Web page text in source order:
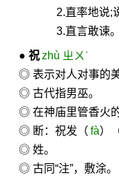
2.直率地说;
3.直言敢谏
● 祝zhù ㄓㄨˋ
◎ 表示对人对事的
◎ 古代指男巫。
◎ 在神庙里管香火
◎ 断：祝发（ fà）
◎ 姓。
◎ 古同“注”，敷涂。